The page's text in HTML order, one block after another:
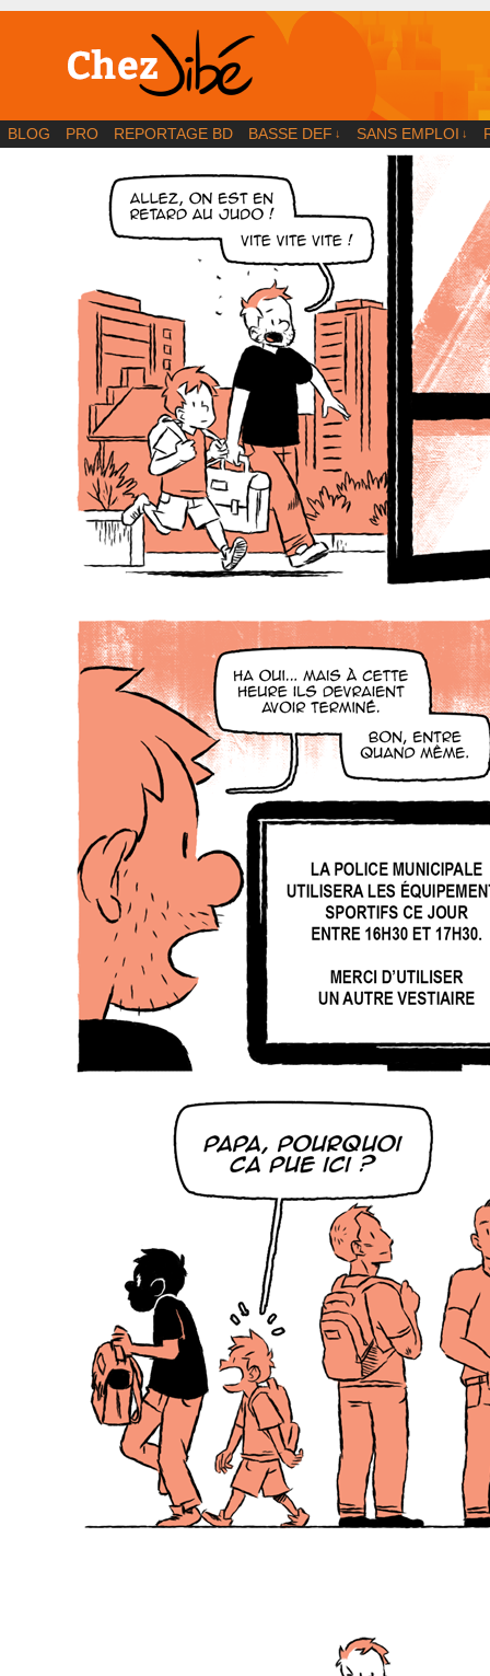
BD | Illustration | Blog
BLOG PRO REPORTAGE BD BASSE DEF ↓ SANS EMPLOI ↓